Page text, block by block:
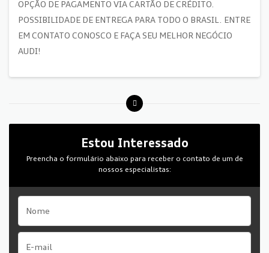
OPÇÃO DE PAGAMENTO VIA CARTÃO DE CRÉDITO.
POSSIBILIDADE DE ENTREGA PARA TODO O BRASIL. ENTRE
EM CONTATO CONOSCO E FAÇA SEU MELHOR NEGÓCIO
AUDI!
Estou Interessado
Preencha o formulário abaixo para receber o contato de um de
nossos especialistas: